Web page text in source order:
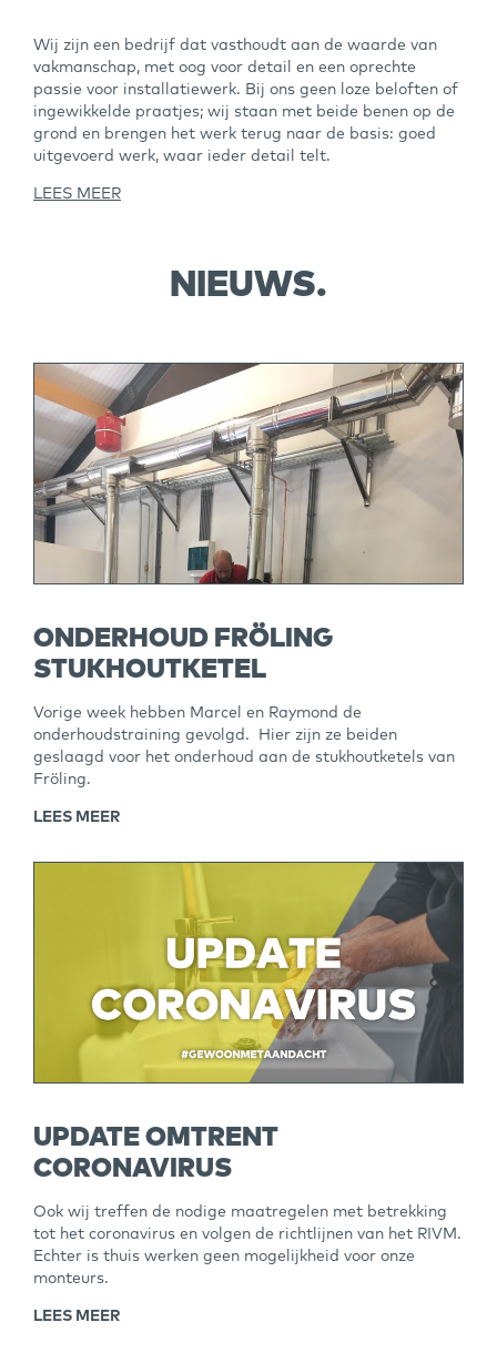
Wij zijn een bedrijf dat vasthoudt aan de waarde van
vakmanschap, met oog voor detail en een oprechte
passie voor installatiewerk. Bij ons geen loze beloften of
ingewikkelde praatjes; wij staan met beide benen op de
grond en brengen het werk terug naar de basis: goed
uitgevoerd werk, waar ieder detail telt.
LEES MEER
NIEUWS.
ONDERHOUD FRÖLING
STUKHOUTKETEL
Vorige week hebben Marcel en Raymond de
onderhoudstraining gevolgd. Hier zijn ze beiden
geslaagd voor het onderhoud aan de stukhoutketels van
Fröling.
LEES MEER
UPDATE OMTRENT
CORONAVIRUS
Ook wij treffen de nodige maatregelen met betrekking
tot het coronavirus en volgen de richtlijnen van het RIVM.
Echter is thuis werken geen mogelijkheid voor onze
monteurs.
LEES MEER